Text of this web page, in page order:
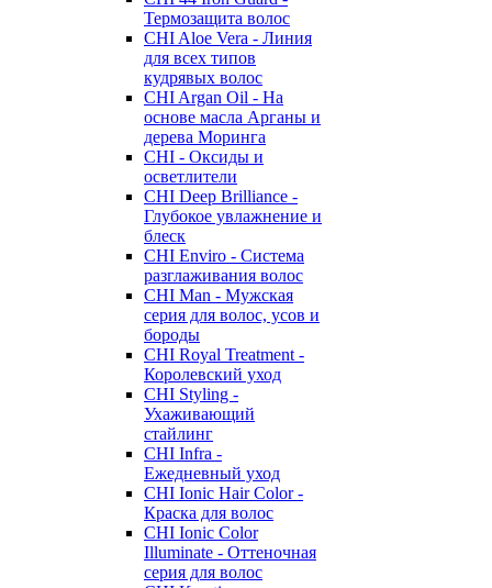
Термозащита волос
CHI Aloe Vera - Линия
для всех типов
кудрявых волос
CHI Argan Oil - На
основе масла Арганы и
дерева Моринга
CHI - Оксиды и
осветлители
CHI Deep Brilliance -
Глубокое увлажнение и
блеск
CHI Enviro - Система
разглаживания волос
CHI Man - Мужская
серия для волос, усов и
бороды
CHI Royal Treatment -
Королевский уход
CHI Styling -
Ухаживающий
стайлинг
CHI Infra -
Ежедневный уход
CHI Ionic Hair Color -
Краска для волос
CHI Ionic Color
Illuminate - Оттеночная
серия для волос